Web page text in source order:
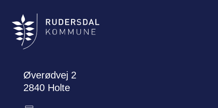
Øverødvej 2
2840 Holte